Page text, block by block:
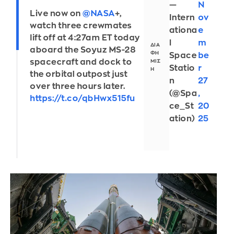
Live now on@NASA+,
watch three crewmates
lift off at 4:27am ET today
aboard the Soyuz MS-28
spacecraft and dock to
the orbital outpost just
over three hours later.
https://t.co/qbHwx515fu
—
Intern
ationa
Space
Statio
n
(@Spa
ce_St
ation)
N
ov
e
m
be
r
27
,
20
25